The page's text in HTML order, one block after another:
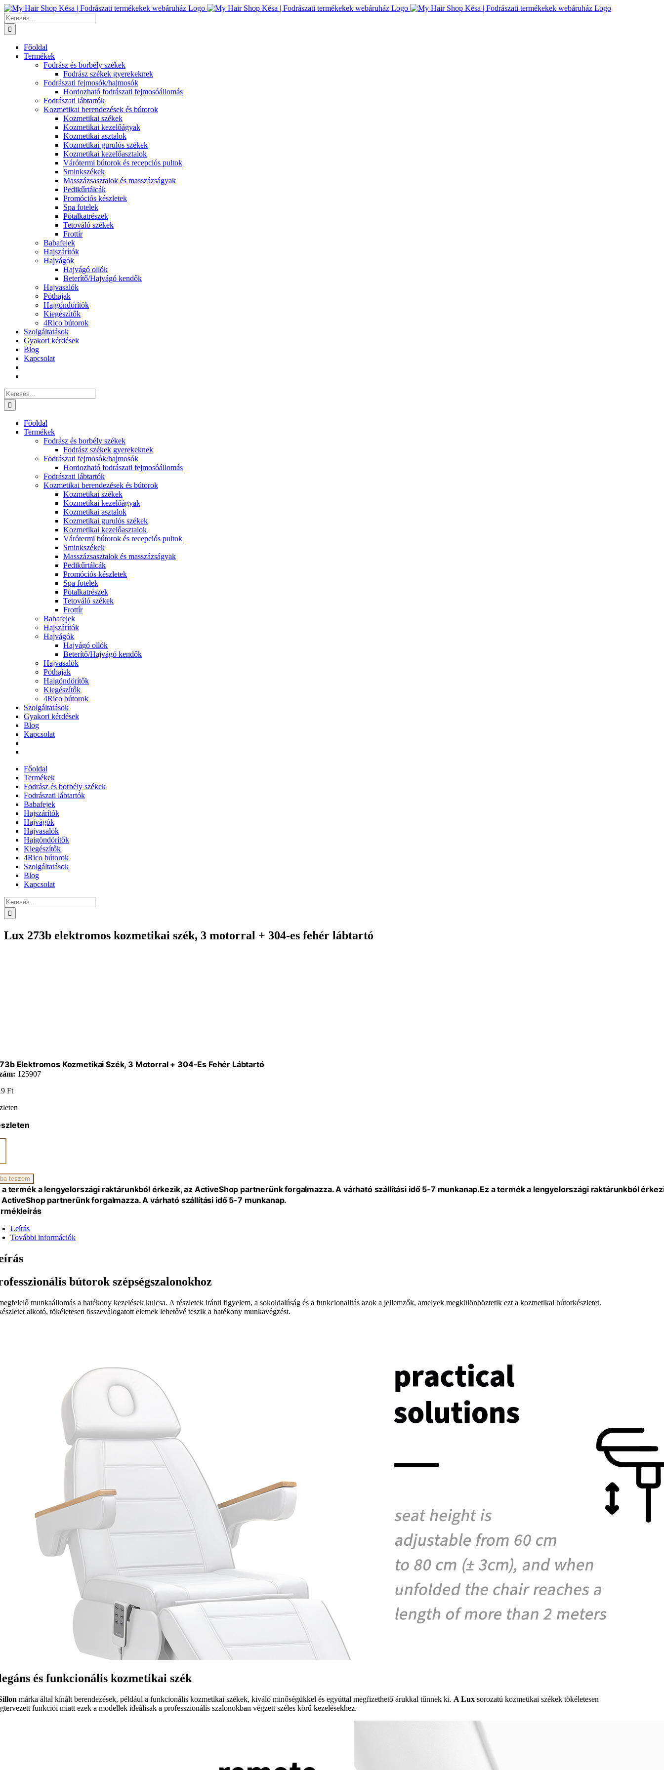
Kihagyás
Keresés...
Főoldal
Termékek
Fodrász és borbély székek
Fodrász székek gyerekeknek
Fodrászati fejmosók/hajmosók
Hordozható fodrászati fejmosóállomás
Fodrászati lábtartók
Kozmetikai berendezések és bútorok
Kozmetikai székek
Kozmetikai kezelőágyak
Kozmetikai asztalok
Kozmetikai gurulós székek
Kozmetikai kezelőasztalok
Várótermi bútorok és recepciós pultok
Sminkszékek
Masszázsasztalok és masszázságyak
Pedikűrtálcák
Promóciós készletek
Spa fotelek
Pótalkatrészek
Tetováló székek
Frottír
Babafejek
Hajszárítók
Hajvágók
Hajvágó ollók
Beterítő/Hajvágó kendők
Hajvasalók
Póthajak
Hajgöndörítők
Kiegészítők
4Rico bútorok
Szolgáltatások
Gyakori kérdések
Blog
Kapcsolat
Keresés...
Főoldal
Termékek
Fodrász és borbély székek
Fodrász székek gyerekeknek
Fodrászati fejmosók/hajmosók
Hordozható fodrászati fejmosóállomás
Fodrászati lábtartók
Kozmetikai berendezések és bútorok
Kozmetikai székek
Kozmetikai kezelőágyak
Kozmetikai asztalok
Kozmetikai gurulós székek
Kozmetikai kezelőasztalok
Várótermi bútorok és recepciós pultok
Sminkszékek
Masszázsasztalok és masszázságyak
Pedikűrtálcák
Promóciós készletek
Spa fotelek
Pótalkatrészek
Tetováló székek
Frottír
Babafejek
Hajszárítók
Hajvágók
Hajvágó ollók
Beterítő/Hajvágó kendők
Hajvasalók
Póthajak
Hajgöndörítők
Kiegészítők
4Rico bútorok
Szolgáltatások
Gyakori kérdések
Blog
Kapcsolat
Főoldal
Termékek
Fodrász és borbély székek
Fodrászati lábtartók
Babafejek
Hajszárítók
Hajvágók
Hajvasalók
Hajgöndörítők
Kiegészítők
4Rico bútorok
Szolgáltatások
Blog
Kapcsolat
Keresés...
Lux 273b elektromos kozmetikai szék, 3 motorral + 304-es fehér lábtartó
Elektromos Kozmetikai Szék, 3 Motorral + 304-Es Fehér Lábtartó
125907
Ft
teszem
a termék a lengyelországi raktárunkból érkezik, az ActiveShop partnerünk forgalmazza. A várható szállítási idő 5-7 munkanap.Ez a termék a lengyelországi raktárunkból
ActiveShop partnerünk forgalmazza. A várható szállítási idő 5-7 munkanap.
Leírás
További információk
bútorok szépségszalonokhoz
munkaállomás a hatékony kezelések kulcsa. A részletek iránti figyelem, a sokoldalúság és a funkcionalitás azok a jellemzők, amelyek megkülönböztetik ezt a kozmetikai bútorkészletet.
alkotó, tökéletesen összeválogatott elemek lehetővé teszik a hatékony munkavégzést.
és funkcionális kozmetikai szék
márka által kínált berendezések, például a funkcionális kozmetikai székek, kiváló minőségükkel és egyúttal megfizethető árukkal tűnnek ki. A Luxsorozatú kozmetikai székek tökéletesen
funkciói miatt ezek a modellek ideálisak a professzionális szalonokban végzett széles körű kezelésekhez.